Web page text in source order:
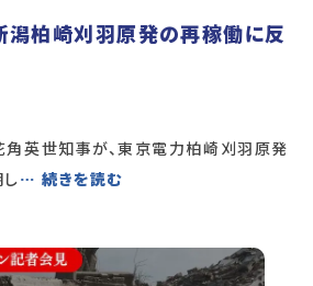
潟柏崎刈羽原発の再稼働に反
英世知事が、東京電力柏崎刈羽原発
… 続きを読む